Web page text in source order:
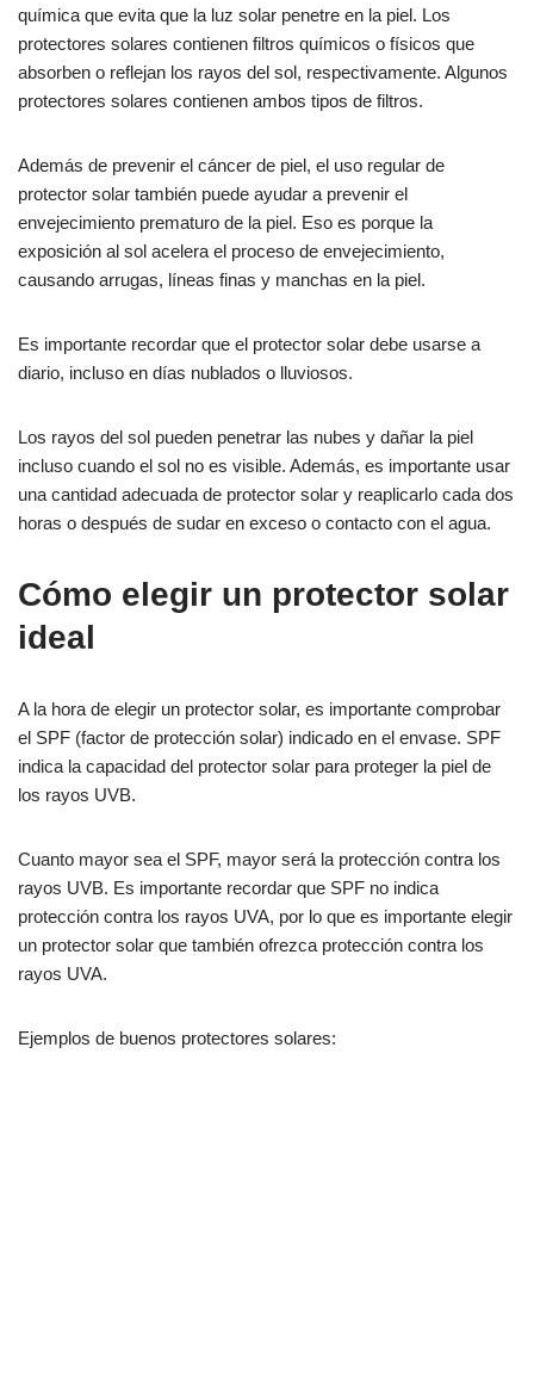
química que evita que la luz solar penetre en la piel. Los
protectores solares contienen filtros químicos o físicos que
absorben o reflejan los rayos del sol, respectivamente. Algunos
protectores solares contienen ambos tipos de filtros.
Además de prevenir el cáncer de piel, el uso regular de
protector solar también puede ayudar a prevenir el
envejecimiento prematuro de la piel. Eso es porque la
exposición al sol acelera el proceso de envejecimiento,
causando arrugas, líneas finas y manchas en la piel.
Es importante recordar que el protector solar debe usarse a
diario, incluso en días nublados o lluviosos.
Los rayos del sol pueden penetrar las nubes y dañar la piel
incluso cuando el sol no es visible. Además, es importante usar
una cantidad adecuada de protector solar y reaplicarlo cada dos
horas o después de sudar en exceso o contacto con el agua.
Cómo elegir un protector solar
ideal
A la hora de elegir un protector solar, es importante comprobar
el SPF (factor de protección solar) indicado en el envase. SPF
indica la capacidad del protector solar para proteger la piel de
los rayos UVB.
Cuanto mayor sea el SPF, mayor será la protección contra los
rayos UVB. Es importante recordar que SPF no indica
protección contra los rayos UVA, por lo que es importante elegir
un protector solar que también ofrezca protección contra los
rayos UVA.
Ejemplos de buenos protectores solares: